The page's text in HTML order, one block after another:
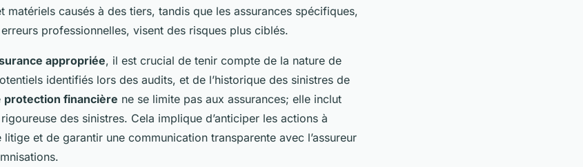
matériels causés à des tiers, tandis que les assurances spécifiques,
professionnelles, visent des risques plus ciblés.
appropriée, il est crucial de tenir compte de la nature de
identifiés lors des audits, et de l’historique des sinistres de
protection financière ne se limite pas aux assurances; elle inclut
des sinistres. Cela implique d’anticiper les actions à
et de garantir une communication transparente avec l’assureur